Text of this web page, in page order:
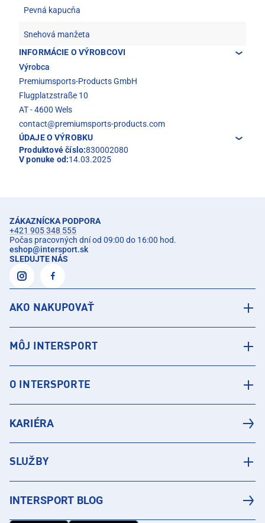
Pevná kapucňa
Snehová manžeta
INFORMÁCIE O VÝROBCOVI
Výrobca
Premiumsports-Products GmbH
Flugplatzstraße 10
AT - 4600 Wels
contact@premiumsports-products.com
ÚDAJE O VÝROBKU
Produktové číslo:830002080
V ponuke od:14.03.2025
ZÁKAZNÍCKA PODPORA
+421 905 348 555
Počas pracovných dní od 09:00 do 16:00 hod.
eshop@intersport.sk
SLEDUJTE NÁS
AKO NAKUPOVAŤ
MÔJ INTERSPORT
O INTERSPORTE
KARIÉRA
SLUŽBY
INTERSPORT BLOG